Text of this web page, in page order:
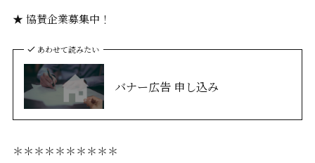
★ 協賛企業募集中！
あわせて読みたい
バナー広告 申し込み
＊＊＊＊＊＊＊＊＊＊